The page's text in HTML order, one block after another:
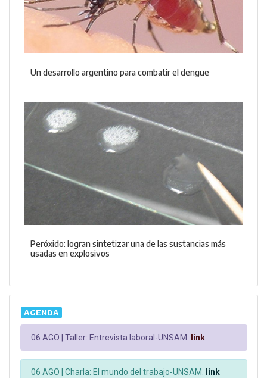
Un desarrollo argentino para combatir el dengue
Peróxido: logran sintetizar una de las sustancias más
usadas en explosivos
AGENDA
06 AGO | Taller: Entrevista laboral-UNSAM. link
06 AGO | Charla: El mundo del trabajo-UNSAM. link